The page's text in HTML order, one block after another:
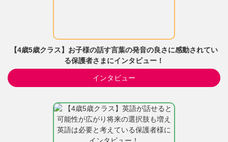
【4歳5歳クラス】お子様の話す言葉の発音の良さに感動されてい
る保護者さまにインタビュー！
インタビュー